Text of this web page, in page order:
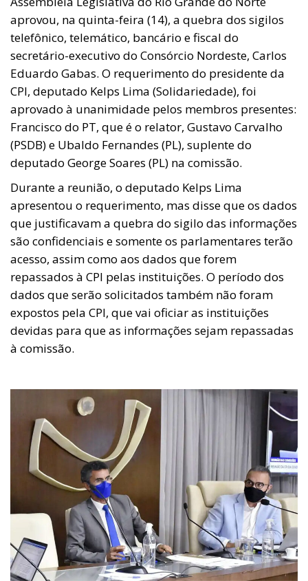
aprovou, na quinta-feira (14), a quebra dos sigilos
telefônico, telemático, bancário e fiscal do
secretário-executivo do Consórcio Nordeste, Carlos
Eduardo Gabas. O requerimento do presidente da
CPI, deputado Kelps Lima (Solidariedade), foi
aprovado à unanimidade pelos membros presentes:
Francisco do PT, que é o relator, Gustavo Carvalho
(PSDB) e Ubaldo Fernandes (PL), suplente do
deputado George Soares (PL) na comissão.
Durante a reunião, o deputado Kelps Lima
apresentou o requerimento, mas disse que os dados
que justificavam a quebra do sigilo das informações
são confidenciais e somente os parlamentares terão
acesso, assim como aos dados que forem
repassados à CPI pelas instituições. O período dos
dados que serão solicitados também não foram
expostos pela CPI, que vai oficiar as instituições
devidas para que as informações sejam repassadas
à comissão.